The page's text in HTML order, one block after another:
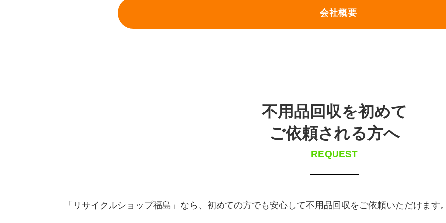
会社概要
不用品回収を初めて
ご依頼される方へ
REQUEST
「リサイクルショップ福島」なら、初めての方でも安心して不用品回収をご依頼いただけます